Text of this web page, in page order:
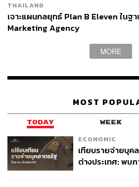
THAILAND
เจาะแผนกลยุทธ์ Plan B Eleven ในฐ
Marketing Agency
MORE
MOST
TODAY WEEK
ECONOMIC
เทียบรายจ่ายบุค
ต่างประเทศ: พบ